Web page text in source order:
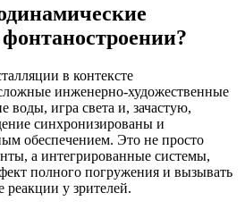
в контексте
инженерно-художественные
воды, игра света и, зачастую,
синхронизированы и
обеспечением. Это не просто
а интегрированные системы,
полного погружения и вызывать
у зрителей.